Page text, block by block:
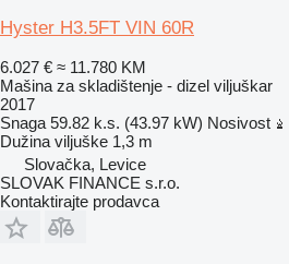
Hyster H3.5FT VIN 60R
6.027 € ≈ 11.780 KM
Mašina za skladištenje - dizel viljuškar
2017
Snaga 59.82 k.s. (43.97 kW) Nosivost
Dužina viljuške 1,3 m
Slovačka, Levice
SLOVAK FINANCE s.r.o.
Kontaktirajte prodavca